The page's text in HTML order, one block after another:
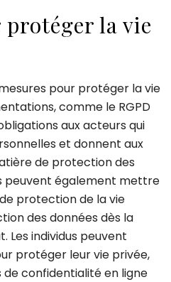
la vie
pour protéger la vie
comme le RGPD
aux acteurs qui
et donnent aux
de protection des
peuvent également mettre
protection de la vie
des données dès la
individus peuvent
protéger leur vie privée,
confidentialité en ligne